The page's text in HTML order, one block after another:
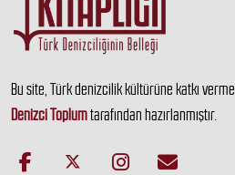
Bu site, Türk denizcilik kültürüne katkı
Denizci Toplumtarafından hazırlanmıştır.